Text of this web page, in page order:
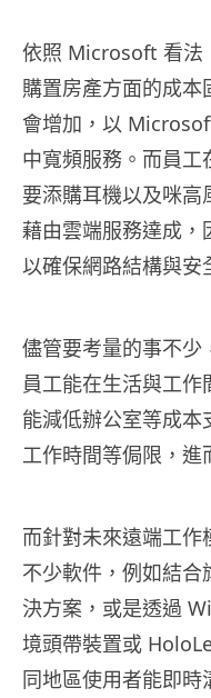
依照 Microsoft 看法
購置房產方面的成
會增加，以
中寬頻服務。而員
要添購耳機以及咪
藉由雲端服務達成，
以確保網路結構與安
儘管要考量的事不少
員工能在生活與工
能減低辦公室等成
工作時間等侷限，進
而針對未來遠端工
不少軟件，例如結
決方案，或是透過
境頭帶裝置或
同地區使用者能即時